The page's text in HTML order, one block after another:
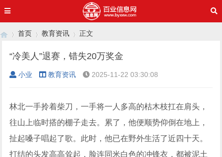
›
首页
›
教育资讯
›
正文
“冷美人”退赛，错失20万奖金
小业 教育资讯 2025-11-22 03:30:08
林北一手拎着柴刀，一手将一人多高的枯木枝扛在肩头，
往山上临时搭的棚子走去。累了，他便顺势仰倒在地上，
扯起嗓子唱起了歌。此时，他已在野外生活了近四十天。
打结的头发高高耸起，脸连同米白色的冲锋衣，都被泥土